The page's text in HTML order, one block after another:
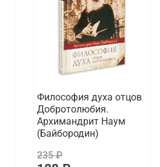
Философия духа отцов
Добротолюбия.
Архимандрит Наум
(Байбородин)
235 ₽